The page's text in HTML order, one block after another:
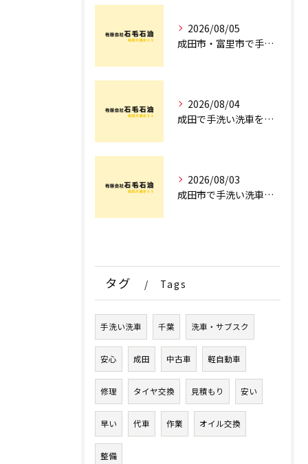
2026/08/05
成田市・富里市で手洗洗車ならどこ？料金比較からサブスク選びまでプロが徹底解説
2026/08/04
成田で手洗い洗車を探すなら！車のプロが教える安心の店舗選びとコース術
2026/08/03
成田市で手洗い洗車ならどこ？現場を知るプロが明かす「失敗しない専門店選び」のポイント
タグ Tags
手洗い洗車 千葉 洗車・サブスク
安心 成田 中古車 軽自動車
修理 タイヤ交換 見積もり 安い
早い 代車 作業 オイル交換
整備